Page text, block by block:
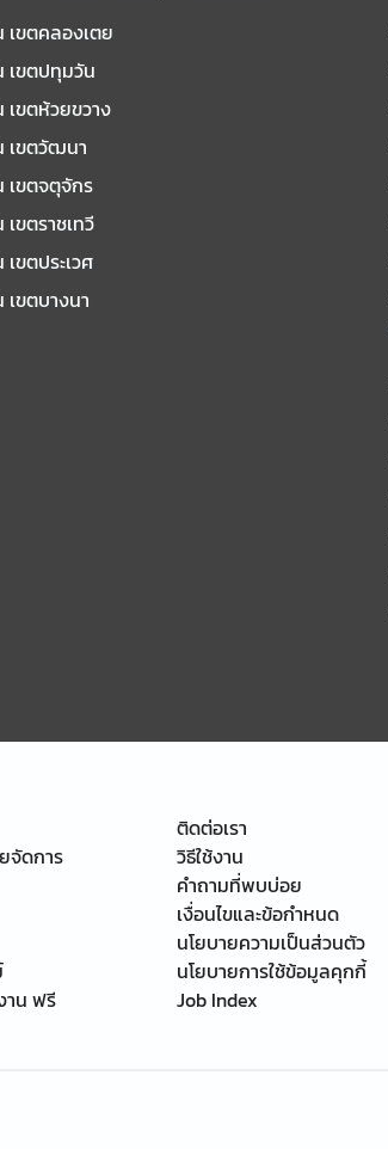
เขตคลองเตย
เขตปทุมวัน
เขตห้วยขวาง
เขตวัฒนา
เขตจตุจักร
เขตราชเทวี
เขตประเวศ
เขตบางนา
จัดการ
าน ฟรี
ติดต่อเรา
วิธีใช้งาน
คำถามที่พบบ่อย
เงื่อนไขและข้อกำหนด
นโยบายความเป็นส่วนตัว
นโยบายการใช้ข้อมูลคุกกี้
Job Index